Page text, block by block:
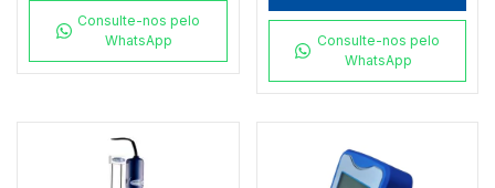
Consulte-nos pelo
WhatsApp
Consulte-nos pelo
WhatsApp